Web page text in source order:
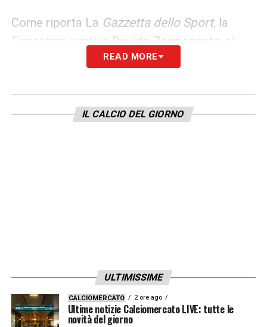
Come riporta La Gazzetta dello Sport,la
Fiorentina punta a Davide Zappacosta
, al
Genoa nella scorsa stagione ma di proprietà
e i viola lavorano all’affare. Zappacosta era
stato accostato anche all’Inter per il dopo
READ MORE
IL CALCIO DEL GIORNO
ULTIMISSIME
CALCIOMERCATO 2 ore ago
Ultime notizie Calciomercato LIVE: tutte le
novità del giorno